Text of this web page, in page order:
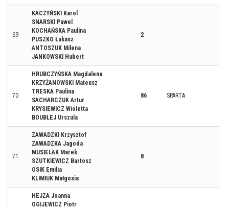
69
KACZYŃSKI Karol
SNARSKI Pawel
KOCHAŃSKA Paulina
PUSZKO Łukasz
ANTOSZUK Milena
JANKOWSKI Hubert
2
70
HRUBCZYŃSKA Magdalena
KRZYŻANOWSKI Mateusz
TRESKA Paulina
SACHARCZUK Artur
KRYSIEWICZ Wioletta
BOUBLEJ Urszula
86 SPARTA
71
ZAWADZKI Krzysztof
ZAWADZKA Jagoda
MUSIELAK Marek
SZUTKIEWICZ Bartosz
OSIK Emilia
KLIMIUK Małgosia
8
HEJZA Joanna
OGIJEWICZ Piotr